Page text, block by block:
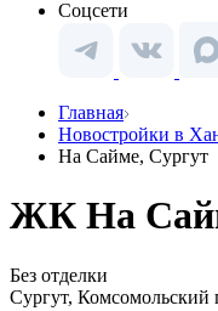
Соцсети
Главная
Новостройки в
На Сайме, Сургут
ЖК На
Без отделки
Сургут, Комсомольский